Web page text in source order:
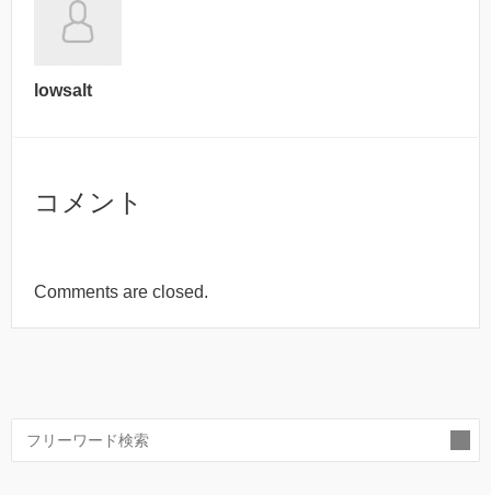
lowsalt
コメント
Comments are closed.